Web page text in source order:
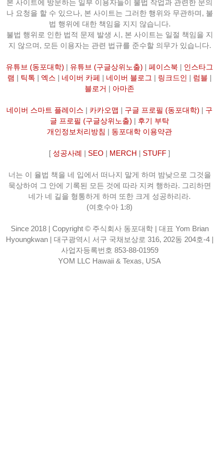
본 사이트에 방문하는 일부 이용자들이 불법 작업과 관련한 문의
나 요청을 할 수 있으나, 본 사이트는 그러한 행위와 무관하며, 불
법 행위에 대한 책임을 지지 않습니다.
불법 행위로 인한 법적 문제 발생 시, 본 사이트는 일절 책임을 지
지 않으며, 모든 이용자는 관련 법규를 준수할 의무가 있습니다.
유튜브 (동포대학) | 유튜브 (구글상위노출) | 페이스북 | 인스타그
램 | 틱톡 | 엑스 | 네이버 카페 | 네이버 블로그 | 링크드인 | 럼블 |
블로거 | 아마존
네이버 스마트 플레이스 | 카카오맵 | 구글 프로필 (동포대학) | 구
글 프로필 (구글상위노출) | 후기 부탁
개인정보처리방침 | 동포대학 이용약관
[ 성공사례 | SEO | MERCH | STUFF ]
너는 이 율법 책을 네 입에서 떠나지 말게 하며 밤낮으로 그것을
묵상하여 그 안에 기록된 모든 것에 따라 지켜 행하라. 그리하면
네가 네 길을 형통하게 하며 또한 크게 성공하리라.
(여호수아 1:8)
Since 2018 | Copyright © 주식회사 동포대학 | 대표 Yom Brian
Hyoungkwan | 대구광역시 서구 국채보상로 316, 202동 204호-4 |
사업자등록번호 853-88-01959
YOM LLC Hawaii & Texas, USA